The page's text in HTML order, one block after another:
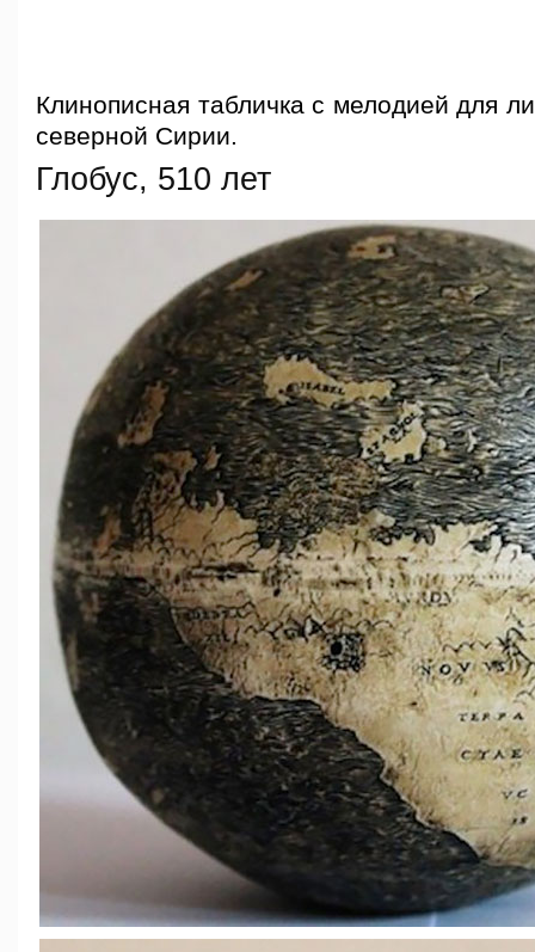
Клинописная табличка с мелодией для
северной Сирии.
Глобус, 510 лет